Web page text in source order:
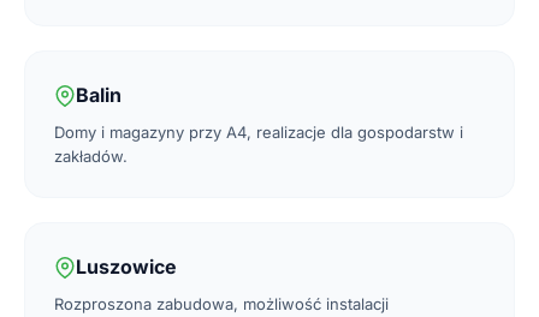
Balin
Domy i magazyny przy A4, realizacje dla gospodarstw i
zakładów.
Luszowice
Rozproszona zabudowa, możliwość instalacji